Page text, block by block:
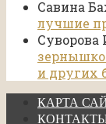
Савина
лучшие
Суворова
зернышко
и других
КАРТА